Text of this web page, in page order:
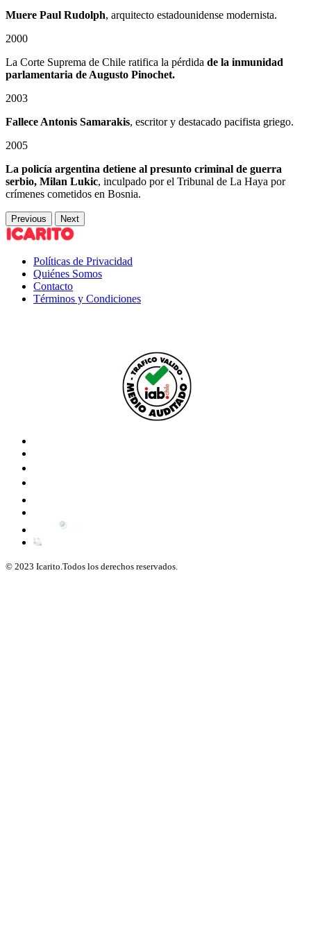
Muere Paul Rudolph, arquitecto estadounidense modernista.
2000
La Corte Suprema de Chile ratifica la pérdida de la inmunidad
parlamentaria de Augusto Pinochet.
2003
Fallece Antonis Samarakis, escritor y destacado pacifista griego.
2005
La policía argentina detiene al presunto criminal de guerra
serbio, Milan Lukic, inculpado por el Tribunal de La Haya por
crímenes cometidos en Bosnia.
Previous Next
Políticas de Privacidad
Quiénes Somos
Contacto
Términos y Condiciones
© 2023 Icarito.Todos los derechos reservados.